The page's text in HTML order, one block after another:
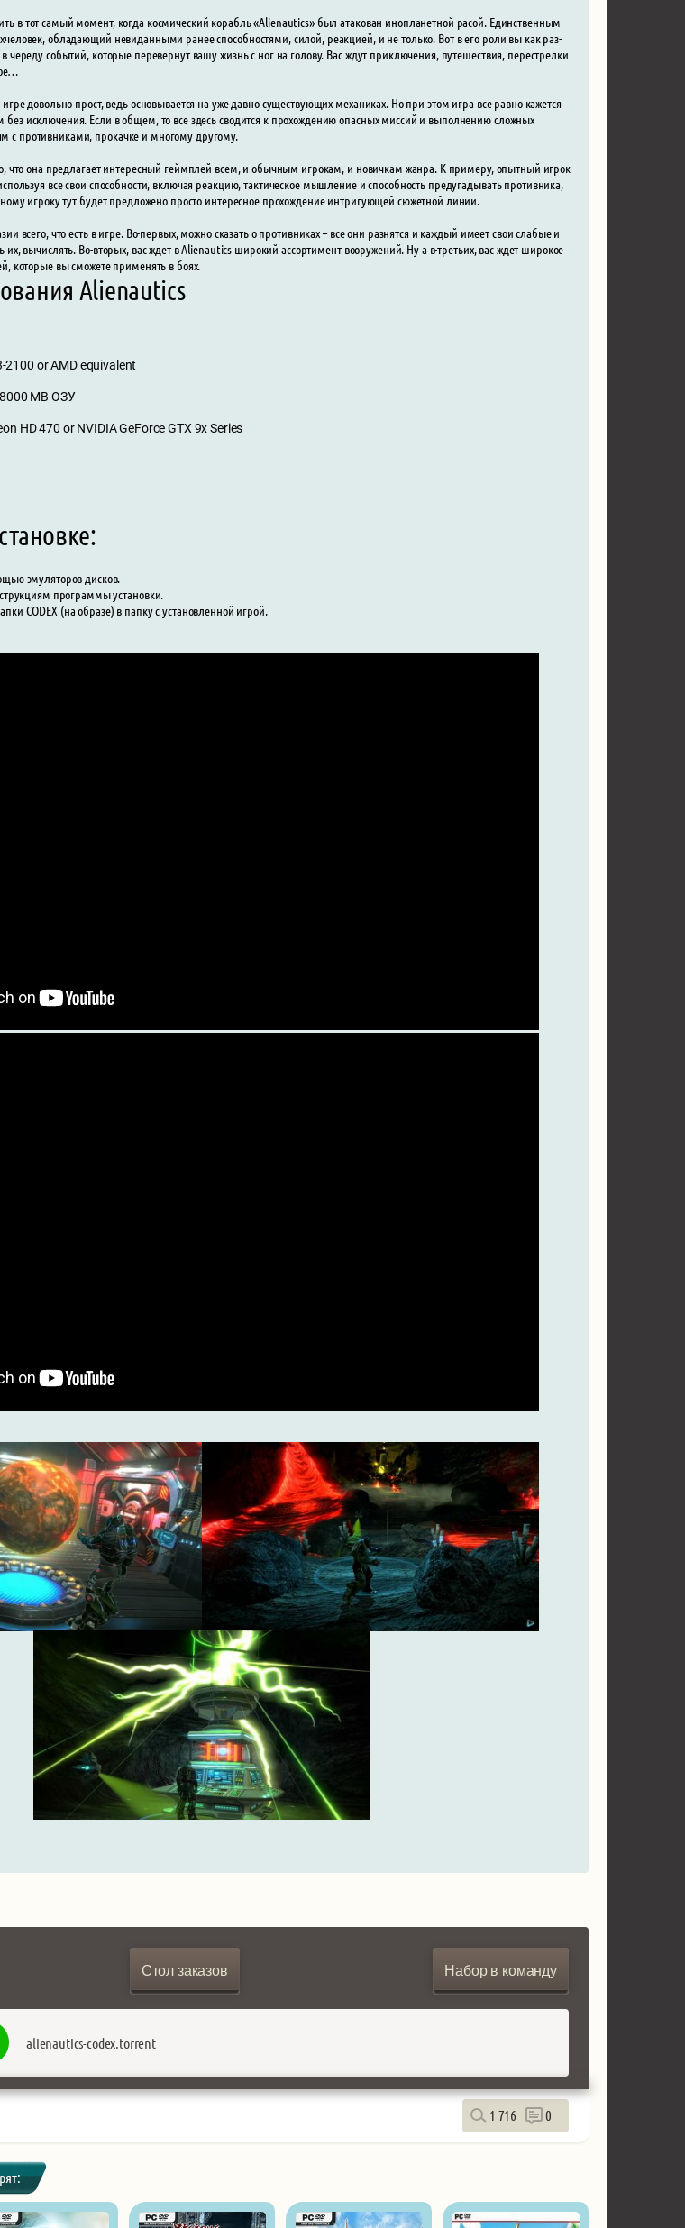
в тот самый момент, когда космический корабль «Alienautics» был атакован инопланетной расой. Единственным
обладающий невиданными ранее способностями, силой, реакцией, и не только. Вот в его роли вы как раз-
череду событий, которые перевернут вашу жизнь с ног на голову. Вас ждут приключения, путешествия, перестрелки
довольно прост, ведь основывается на уже давно существующих механиках. Но при этом игра все равно кажется
исключения. Если в общем, то все здесь сводится к прохождению опасных миссий и выполнению сложных
с противниками, прокачке и многому другому.
что она предлагает интересный геймплей всем, и обычным игрокам, и новичкам жанра. К примеру, опытный игрок
все свои способности, включая реакцию, тактическое мышление и способность предугадывать противника,
игроку тут будет предложено просто интересное прохождение интригующей сюжетной линии.
всего, что есть в игре. Во-первых, можно сказать о противниках – все они разнятся и каждый имеет свои слабые и
их, вычислять. Во-вторых, вас ждет в Alienautics широкий ассортимент вооружений. Ну а в-третьих, вас ждет широкое
которые вы сможете применять в боях.
Alienautics
2100 or AMD equivalent
MB ОЗУ
HD 470 or NVIDIA GeForce GTX 9x Series
эмуляторов дисков.
программы установки.
CODEX (на образе) в папку с установленной игрой.
Стол заказов Набор в команду
alienautics-codex.torrent
1 716 0